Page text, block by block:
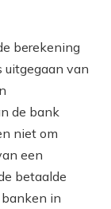
berekening
van
de bank
niet om
een
betaalde
in